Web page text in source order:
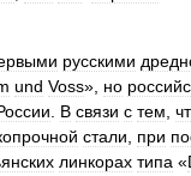
русскими
und Voss», но
В связи с тем
стали при
линкорах типа «